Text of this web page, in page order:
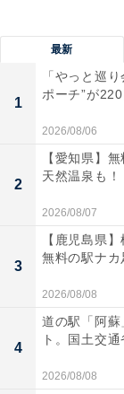
最新
1
「やっと巡
ポーチ”が
2026/08/06
2
【愛知県】
天然温泉も！
2026/08/07
3
【鹿児島県
無料の駅ナカ
2026/08/08
4
道の駅「阿蘇
ト。国土交
2026/08/08